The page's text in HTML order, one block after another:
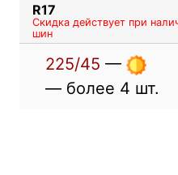
R17
Скидка действует при
шин
225/45 —
— более 4 шт.